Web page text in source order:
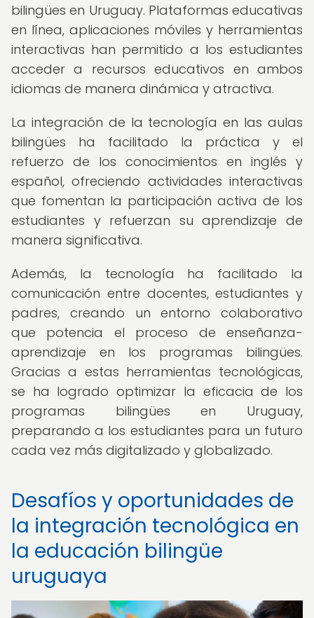
bilingües en Uruguay. Plataformas educativas
en línea, aplicaciones móviles y herramientas
interactivas han permitido a los estudiantes
acceder a recursos educativos en ambos
idiomas de manera dinámica y atractiva.
La integración de la tecnología en las aulas
bilingües ha facilitado la práctica y el
refuerzo de los conocimientos en inglés y
español, ofreciendo actividades interactivas
que fomentan la participación activa de los
estudiantes y refuerzan su aprendizaje de
manera significativa.
Además, la tecnología ha facilitado la
comunicación entre docentes, estudiantes y
padres, creando un entorno colaborativo
que potencia el proceso de enseñanza-
aprendizaje en los programas bilingües.
Gracias a estas herramientas tecnológicas,
se ha logrado optimizar la eficacia de los
programas bilingües en Uruguay,
preparando a los estudiantes para un futuro
cada vez más digitalizado y globalizado.
Desafíos y oportunidades de
la integración tecnológica en
la educación bilingüe
uruguaya